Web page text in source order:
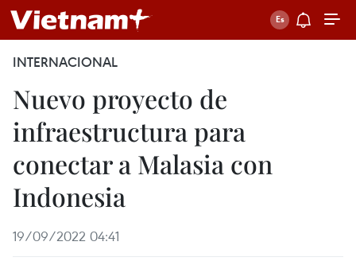
INTERNACIONAL
Nuevo proyecto de
infraestructura para
conectar a Malasia con
Indonesia
19/09/2022 04:41